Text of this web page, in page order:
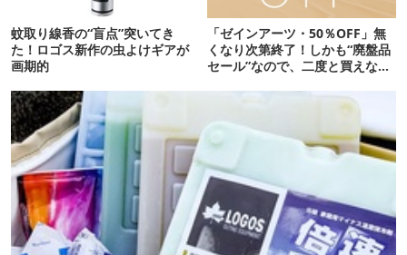
蚊取り線香の“盲点”突いてき
た！ロゴス新作の虫よけギアが
画期的
「ゼインアーツ・50％OFF」無
くなり次第終了！しかも“廃盤品
セール”なので、二度と買えない